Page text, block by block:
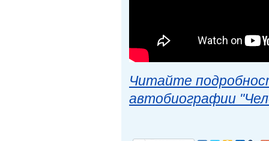
Читайте
автобиографии